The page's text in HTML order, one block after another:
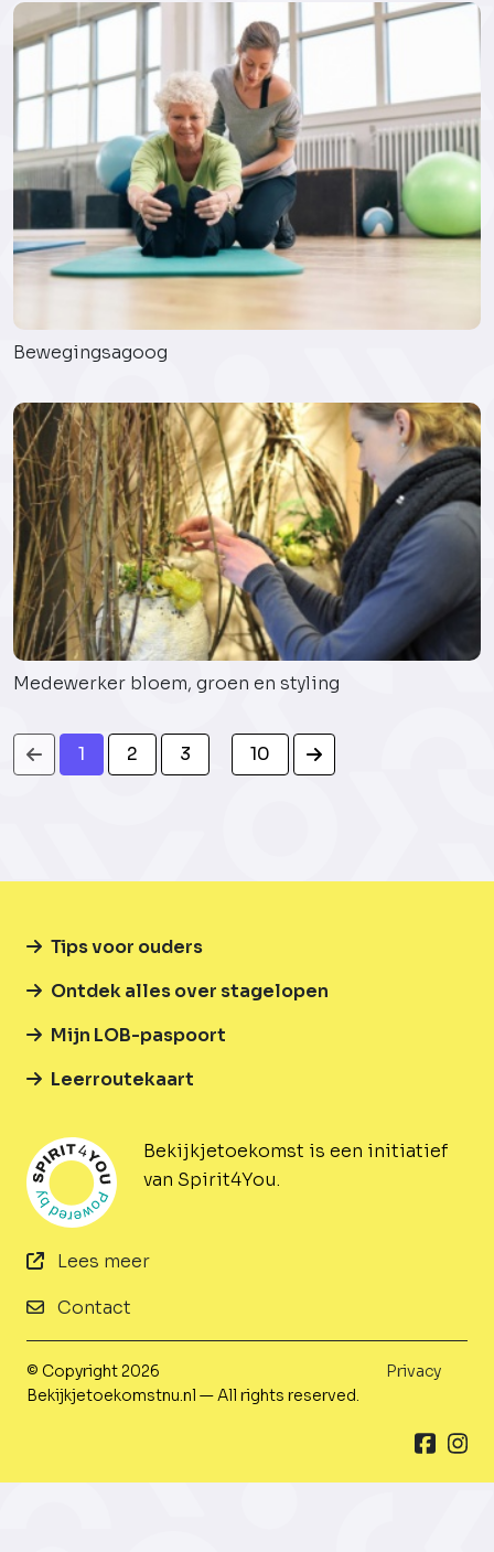
Bewegingsagoog
Medewerker bloem, groen en styling
1 2 3 10
Bekijkjetoekomst is een initiatief
van Spirit4You.
Lees meer
Contact
Tips voor ouders
Ontdek alles over stagelopen
Mijn LOB-paspoort
Leerroutekaart
© Copyright 2026
Bekijkjetoekomstnu.nl — All rights reserved.
Privacy